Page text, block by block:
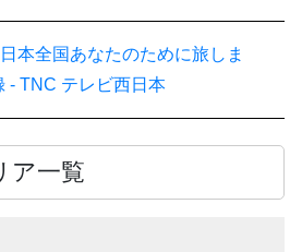
日本全国あなたのために旅しま
- TNC テレビ西日本
ア一覧